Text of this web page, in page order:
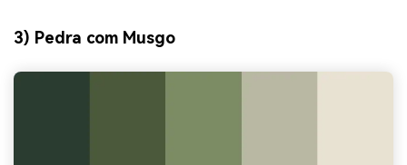
3) Pedra com Musgo